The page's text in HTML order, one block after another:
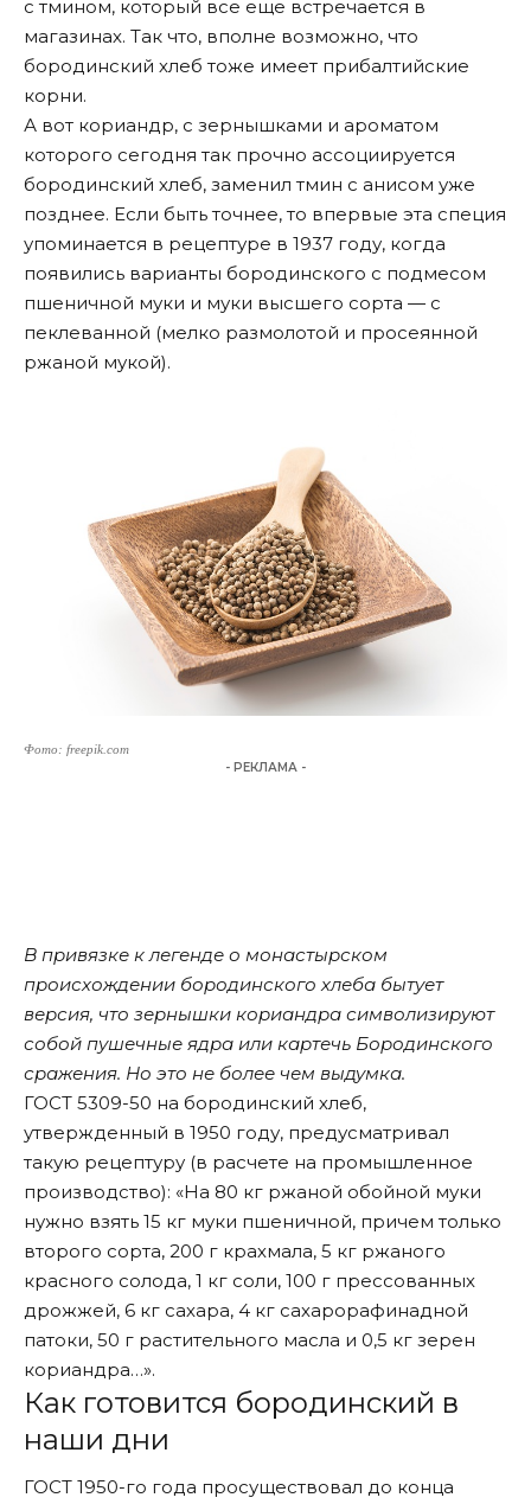
с тмином, который все еще встречается в
магазинах. Так что, вполне возможно, что
бородинский хлеб тоже имеет прибалтийские
корни.
А вот кориандр, с зернышками и ароматом
которого сегодня так прочно ассоциируется
бородинский хлеб, заменил тмин с анисом уже
позднее. Если быть точнее, то впервые эта специя
упоминается в рецептуре в 1937 году, когда
появились варианты бородинского с подмесом
пшеничной муки и муки высшего сорта — с
пеклеванной (мелко размолотой и просеянной
ржаной мукой).
Фото: freepik.com
- РЕКЛАМА -
В привязке к легенде о монастырском
происхождении бородинского хлеба бытует
версия, что зернышки кориандра символизируют
собой пушечные ядра или картечь Бородинского
сражения. Но это не более чем выдумка.
ГОСТ 5309-50 на бородинский хлеб,
утвержденный в 1950 году, предусматривал
такую рецептуру (в расчете на промышленное
производство): «На 80 кг ржаной обойной муки
нужно взять 15 кг муки пшеничной, причем только
второго сорта, 200 г крахмала, 5 кг ржаного
красного солода, 1 кг соли, 100 г прессованных
дрожжей, 6 кг сахара, 4 кг сахарорафинадной
патоки, 50 г растительного масла и 0,5 кг зерен
кориандра…».
Как готовится бородинский в
наши дни
ГОСТ 1950-го года просуществовал до конца